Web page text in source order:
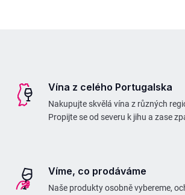
Vína z celého Portugalska
Nakupujte skvělá vína z různých
Propijte se od severu k jihu a zase
Víme, co prodáváme
Naše produkty osobně vybereme,